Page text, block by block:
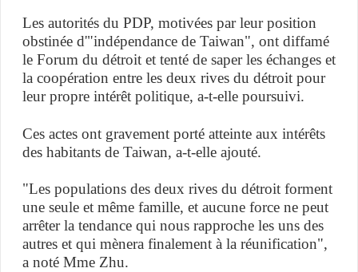
Les autorités du PDP, motivées par leur position
obstinée d'"indépendance de Taiwan", ont diffamé
le Forum du détroit et tenté de saper les échanges et
la coopération entre les deux rives du détroit pour
leur propre intérêt politique, a-t-elle poursuivi.
Ces actes ont gravement porté atteinte aux intérêts
des habitants de Taiwan, a-t-elle ajouté.
"Les populations des deux rives du détroit forment
une seule et même famille, et aucune force ne peut
arrêter la tendance qui nous rapproche les uns des
autres et qui mènera finalement à la réunification",
a noté Mme Zhu.